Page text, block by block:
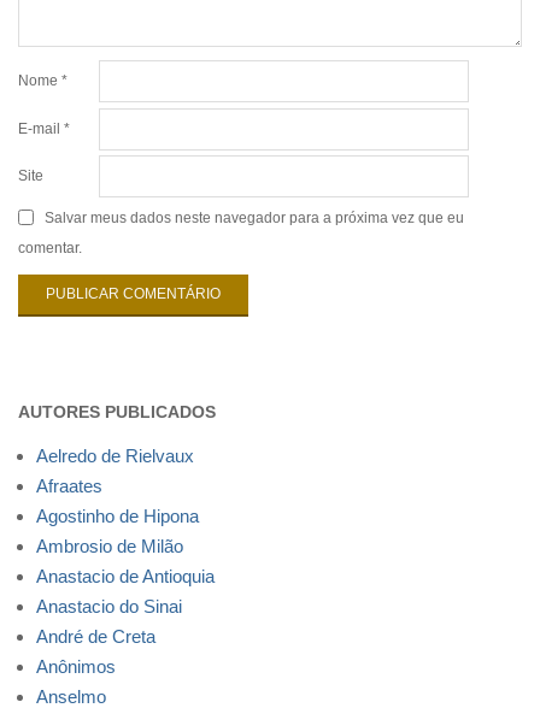
Nome *
E-mail *
Site
Salvar meus dados neste navegador para a próxima vez que eu
comentar.
AUTORES PUBLICADOS
Aelredo de Rielvaux
Afraates
Agostinho de Hipona
Ambrosio de Milão
Anastacio de Antioquia
Anastacio do Sinai
André de Creta
Anônimos
Anselmo